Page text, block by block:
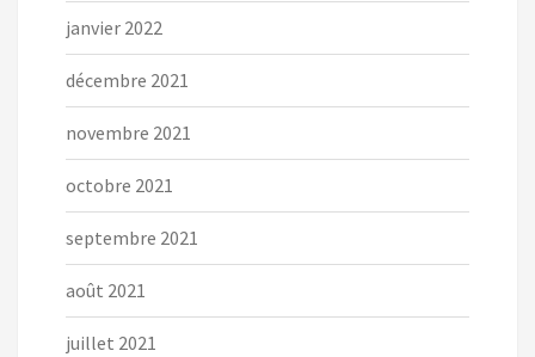
janvier 2022
décembre 2021
novembre 2021
octobre 2021
septembre 2021
août 2021
juillet 2021